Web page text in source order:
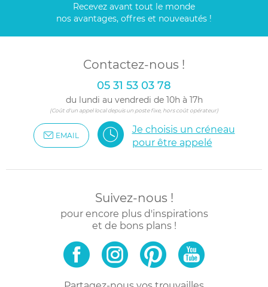
Recevez avant tout le monde
nos avantages, offres et nouveautés !
Contactez-nous !
05 31 53 03 78
du lundi au vendredi de 10h à 17h
(Coût d'un appel local depuis un poste fixe, hors coût opérateur)
EMAIL
Je choisis un créneau
pour être appelé
Suivez-nous !
pour encore plus d'inspirations
et de bons plans !